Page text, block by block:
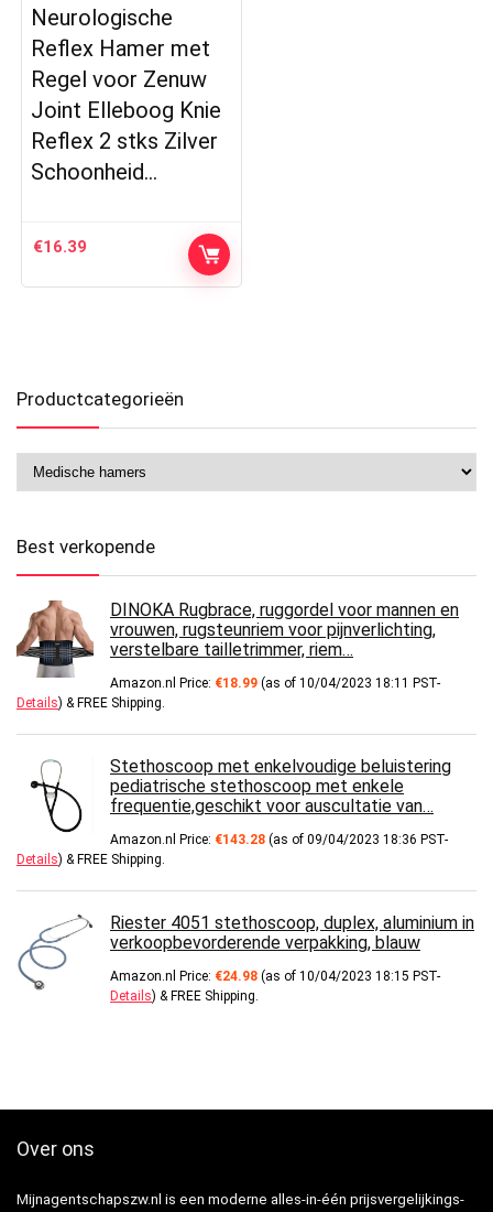
Neurologische
Reflex Hamer met
Regel voor Zenuw
Joint Elleboog Knie
Reflex 2 stks Zilver
Schoonheid…
€16.39
Productcategorieën
Best verkopende
DINOKA Rugbrace, ruggordel voor mannen en
vrouwen, rugsteunriem voor pijnverlichting,
verstelbare tailletrimmer, riem…
Amazon.nl Price: €18.99 (as of 10/04/2023 18:11 PST-
Details) & FREE Shipping.
Stethoscoop met enkelvoudige beluistering
pediatrische stethoscoop met enkele
frequentie,geschikt voor auscultatie van…
Amazon.nl Price: €143.28 (as of 09/04/2023 18:36 PST-
Details) & FREE Shipping.
Riester 4051 stethoscoop, duplex, aluminium in
verkoopbevorderende verpakking, blauw
Amazon.nl Price: €24.98 (as of 10/04/2023 18:15 PST-
Details) & FREE Shipping.
Over ons
Mijnagentschapszw.nl is een moderne alles-in-één prijsvergelijkings-